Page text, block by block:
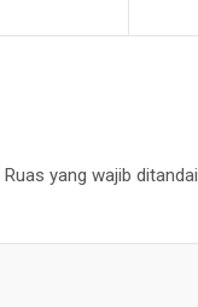
Ruas yang wajib ditandai